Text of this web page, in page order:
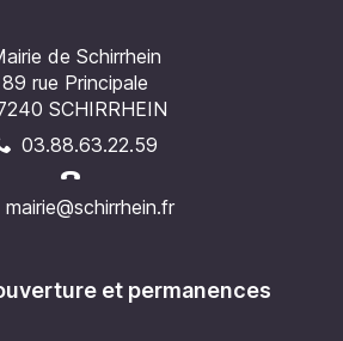
de Schirrhein
89 rue Principale
SCHIRRHEIN
03.88.63.22.59
mairie@schirrhein.fr
et permanences